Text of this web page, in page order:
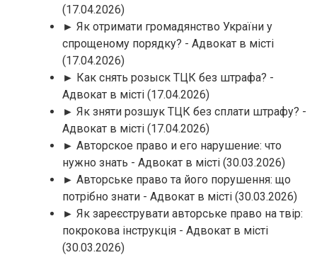
(17.04.2026)
► Як отримати громадянство України у
спрощеному порядку? - Адвокат в місті
(17.04.2026)
► Как снять розыск ТЦК без штрафа? -
Адвокат в місті (17.04.2026)
► Як зняти розшук ТЦК без сплати штрафу? -
Адвокат в місті (17.04.2026)
► Авторское право и его нарушение: что
нужно знать - Адвокат в місті (30.03.2026)
► Авторське право та його порушення: що
потрібно знати - Адвокат в місті (30.03.2026)
► Як зареєструвати авторське право на твір:
покрокова інструкція - Адвокат в місті
(30.03.2026)